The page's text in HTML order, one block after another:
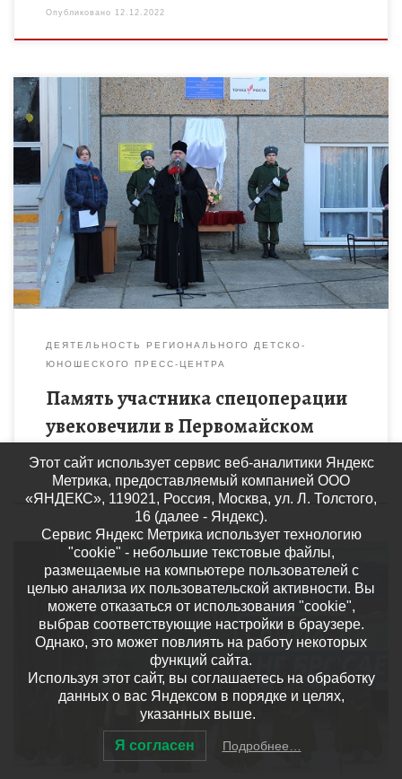
Опубликовано 12.12.2022
Мемориальную доску погибшему на Украине Максиму
Моисееву открыли в первом корпусе Первомайской школы.
Максим Моисеев – выпускник 2012 года. С 10 класса учился в
кадетском […]
ДЕЯТЕЛЬНОСТЬ РЕГИОНАЛЬНОГО ДЕТСКО-
ЮНОШЕСКОГО ПРЕСС-ЦЕНТРА
Память участника спецоперации
увековечили в Первомайском
Опубликовано 12.12.2022
Концерт с символичным названием «Своих не бросаем»
состоялся в Центральном доме культуры. Девять месяцев в
едином душевном порыве мы поддерживаем Президента
Российской Федерации Владимира Владимировича […]
Этот сайт использует сервис веб-аналитики Яндекс
Метрика, предоставляемый компанией ООО
«ЯНДЕКС», 119021, Россия, Москва, ул. Л. Толстого,
16 (далее - Яндекс).
Сервис Яндекс Метрика использует технологию
"cookie" - небольшие текстовые файлы,
размещаемые на компьютере пользователей с
целью анализа их пользовательской активности. Вы
можете отказаться от использования "cookie",
выбрав соответствующие настройки в браузере.
Однако, это может повлиять на работу некоторых
функций сайта.
Используя этот сайт, вы соглашаетесь на обработку
данных о вас Яндексом в порядке и целях,
указанных выше.
Я согласен Подробнее…